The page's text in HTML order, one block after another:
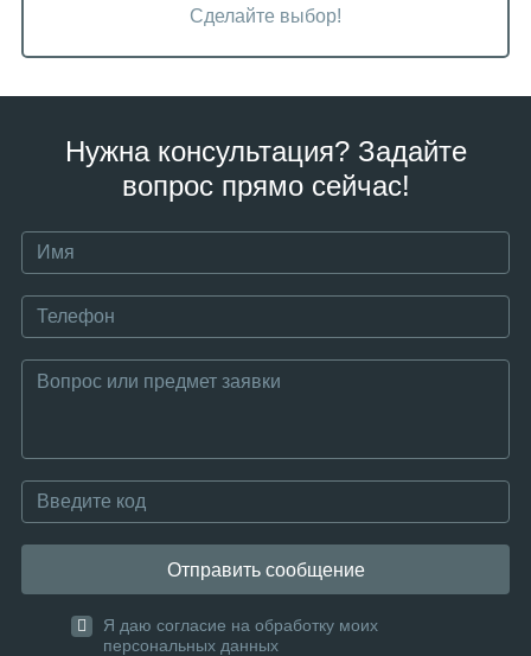
Сделайте выбор!
Нужна консультация? Задайте
вопрос прямо сейчас!
Отправить сообщение
Я даю согласие на обработку моих
персональных данных